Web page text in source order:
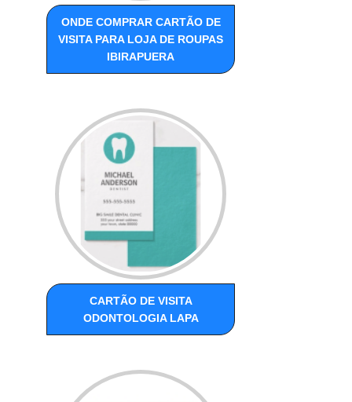
ONDE COMPRAR CARTÃO DE
VISITA PARA LOJA DE ROUPAS
IBIRAPUERA
CARTÃO DE VISITA
ODONTOLOGIA LAPA